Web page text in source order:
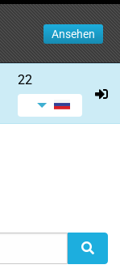
Ansehen
22